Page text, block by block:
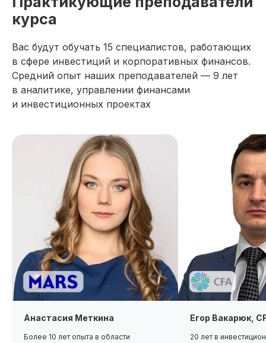
курса
Вас будут обучать 15 специалистов, работающих
в сфере инвестиций и корпоративных финансов.
Средний опыт наших преподавателей — 9 лет
в аналитике, управлении финансами
и инвестиционных проектах
Анастасия Меткина
Более 10 лет опыта в области
Егор Вакарюк,
20 лет в
Август — время
инвестировать
в себя вместе с SF